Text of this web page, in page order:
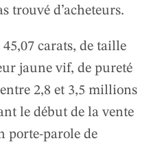
trouvé d’acheteurs.
carats, de taille
jaune vif, de pureté
2,8 et 3,5 millions
le début de la vente
porte-parole de